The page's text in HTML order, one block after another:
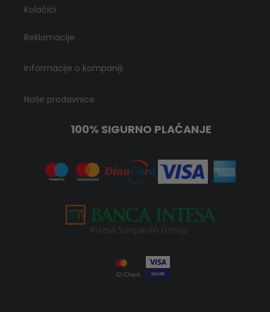
Kolačići
Reklamacije
Informacije o kompaniji
Naše prodavnice
100% SIGURNO PLAĆANJE